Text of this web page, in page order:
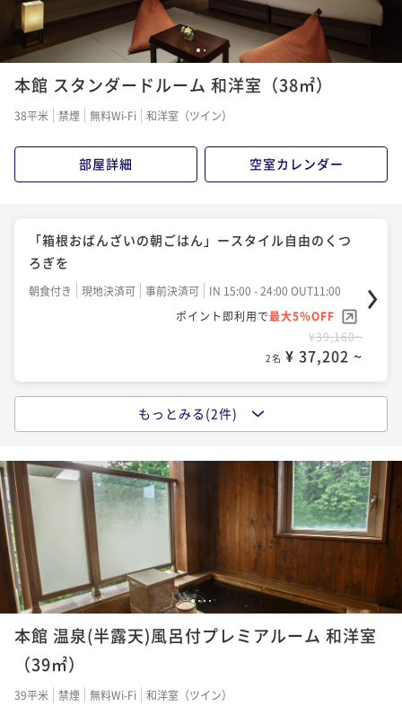
1 2
本館 スタンダードルーム 和洋室（38㎡）
38平米 禁煙 無料Wi-Fi 和洋室（ツイン）
部屋詳細 空室カレンダー
「箱根おばんざいの朝ごはん」ースタイル自由のくつ
ろぎを
朝食付き 現地決済可 事前決済可
IN 15:00 - 24:00 OUT11:00
ポイント即利用で最大5％OFF
¥39,160~
2名 ¥ 37,202 ~
「和-fusionの夕食」KIWAMIディナーと温泉で極楽な
二食付き 現地決済可 事前決済可
IN 15:00 - 19:30 OUT11:00
ポイント即利用で
最大5％OFF
¥58,960~
2名 ¥ 56,012 ~
「和-fusionの夕食」TOKUSENディナーと温泉で特別
なひと時を
二食付き
もっとみる(2件)
123 4
本館 温泉(半露天)風呂付プレミアルーム 和洋室
（39㎡）
39平米 禁煙 無料Wi-Fi 和洋室（ツイン）